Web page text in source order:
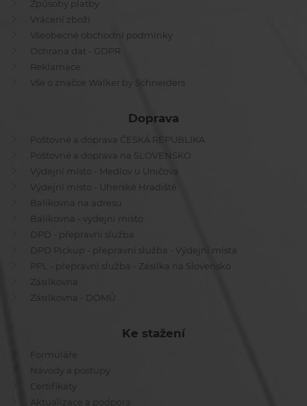
Způsoby platby
Vrácení zboží
Všeobecné obchodní podmínky
Ochrana dat - GDPR
Reklamace
Vše o značce Walker by Schneiders
Doprava
Poštovné a doprava ČESKÁ REPUBLIKA
Poštovné a doprava na SLOVENSKO
Výdejní místo - Medlov u Uničova
Výdejní místo - Uherské Hradiště
Balíkovna na adresu
Balíkovna - výdejní místo
DPD - přepravní služba
DPD Pickup - přepravní služba - Výdejní místa
PPL - přepravní služba - Zásilka na Slovensko
Zásilkovna
Zásilkovna - DOMŮ
Ke stažení
Formuláře
Návody a postupy
Certifikáty
Aktualizace a podpora